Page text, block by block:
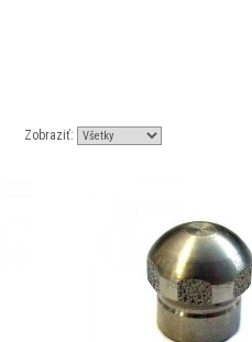
Zobraziť: